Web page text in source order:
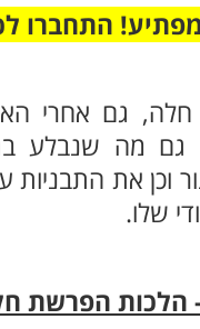
התחברו
וכן את התבניות
שלו.
- הלכות הפרשת